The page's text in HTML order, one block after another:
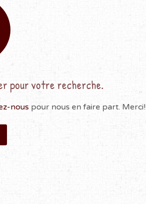
pour votre recherche.
nouspour nous en faire part. Merci!